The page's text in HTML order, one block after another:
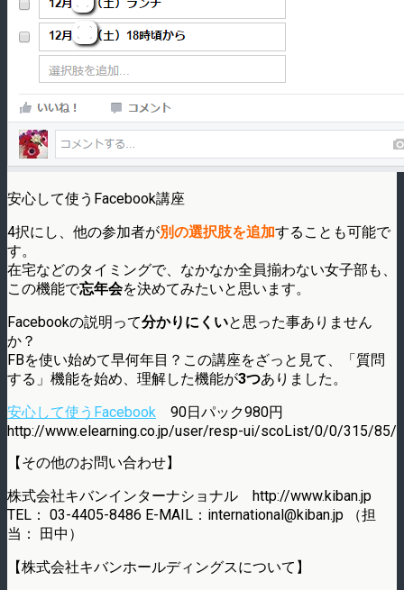
安心して使うFacebook講座
4択にし、他の参加者が別の選択肢を追加することも可能で
す。
在宅などのタイミングで、なかなか全員揃わない女子部も、
この機能で忘年会を決めてみたいと思います。
Facebookの説明って分かりにくいと思った事ありません
か？
FBを使い始めて早何年目？この講座をざっと見て、「質問
する」機能を始め、理解した機能が3つありました。
安心して使うFacebook 90日パック980円
http://www.elearning.co.jp/user/resp-ui/scoList/0/0/315/85/
【その他のお問い合わせ】
株式会社キバンインターナショナル http://www.kiban.jp
TEL： 03-4405-8486 E-MAIL：international@kiban.jp （担
当： 田中）
【株式会社キバンホールディングスについて】